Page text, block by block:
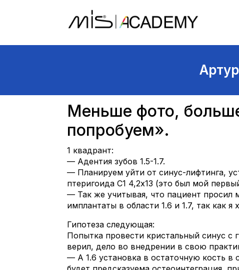
Меньше фото,
попробуем».
1 квадрант:
— Адентия зубов 1.5-1.7.
— Планируем уйти от синус-лифтинга,
птеригоида С1 4,2х13 (это был мой
— Так же учитывая, что пациент просил
имплантаты в области 1.6 и 1.7, так как
Гипотеза следующая:
Попытка провести кристальный синус с
верил, дело во внедрении в свою
— А 1.6 установка в остаточную кость в